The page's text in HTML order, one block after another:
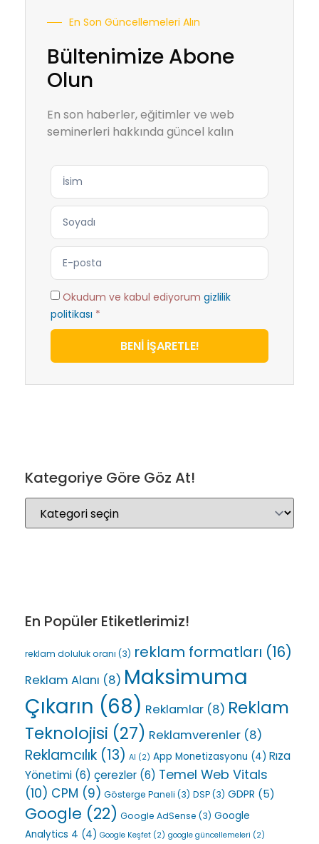
En Son Güncellemeleri Alın
Bültenimize Abone
Olun
En son haberler, eğitimler ve web
seminerleri hakkında güncel kalın
Okudum ve kabul ediyorum gizlilik
politikası *
BENİ İŞARETLE!
Kategoriye Göre Göz At!
En Popüler Etiketlerimiz!
reklam doluluk oranı (3) reklam formatları (16)
Reklam Alanı (8) Maksimuma
Çıkarın (68) Reklamlar (8) Reklam
Teknolojisi (27) Reklamverenler (8)
Reklamcılık (13) AI (2) App Monetizasyonu (4) Rıza
Yönetimi (6) çerezler (6) Temel Web Vitals
(10) CPM (9) Gösterge Paneli (3) DSP(3) GDPR (5)
Google (22) Google AdSense (3) Google
Analytics 4 (4) Google Keşfet (2) google güncellemeleri (2)